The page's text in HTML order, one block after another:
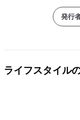
発行
ライフスタイル